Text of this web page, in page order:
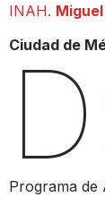
INAH.
Ciudad de
D
Programa de